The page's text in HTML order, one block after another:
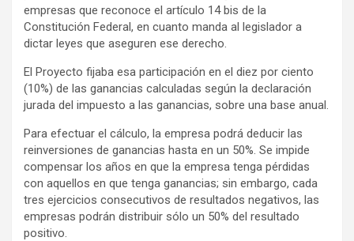
empresas que reconoce el artículo 14 bis de la
Constitución Federal, en cuanto manda al legislador a
dictar leyes que aseguren ese derecho.
El Proyecto fijaba esa participación en el diez por ciento
(10%) de las ganancias calculadas según la declaración
jurada del impuesto a las ganancias, sobre una base anual.
Para efectuar el cálculo, la empresa podrá deducir las
reinversiones de ganancias hasta en un 50%. Se impide
compensar los años en que la empresa tenga pérdidas
con aquellos en que tenga ganancias; sin embargo, cada
tres ejercicios consecutivos de resultados negativos, las
empresas podrán distribuir sólo un 50% del resultado
positivo.